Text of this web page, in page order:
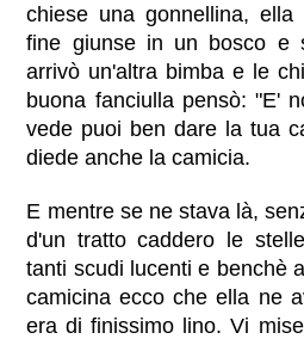
chiese una gonnellina,
fine giunse in un bosco e
arrivò un'altra bimba e le
buona fanciulla pensò: "E'
vede puoi ben dare la tua
diede anche la camicia.
E mentre se ne stava là,
d'un tratto caddero le
tanti scudi lucenti e benchè
camicina ecco che ella ne
era di finissimo lino. Vi